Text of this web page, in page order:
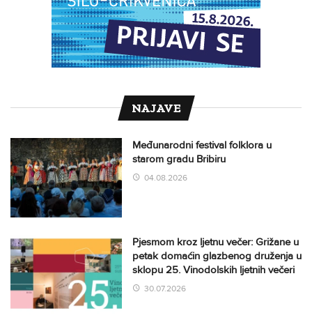
NAJAVE
Međunarodni festival folklora u
starom gradu Bribiru
04.08.2026
Pjesmom kroz ljetnu večer: Grižane u
petak domaćin glazbenog druženja u
sklopu 25. Vinodolskih ljetnih večeri
30.07.2026